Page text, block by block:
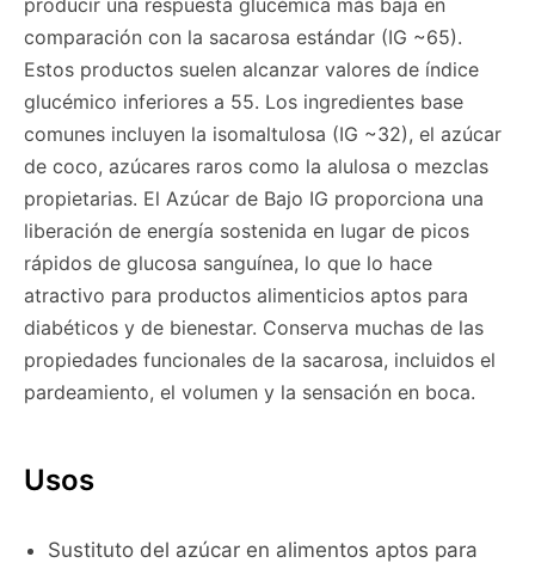
producir una respuesta glucémica más baja en
comparación con la sacarosa estándar (IG ~65).
Estos productos suelen alcanzar valores de índice
glucémico inferiores a 55. Los ingredientes base
comunes incluyen la isomaltulosa (IG ~32), el azúcar
de coco, azúcares raros como la alulosa o mezclas
propietarias. El Azúcar de Bajo IG proporciona una
liberación de energía sostenida en lugar de picos
rápidos de glucosa sanguínea, lo que lo hace
atractivo para productos alimenticios aptos para
diabéticos y de bienestar. Conserva muchas de las
propiedades funcionales de la sacarosa, incluidos el
pardeamiento, el volumen y la sensación en boca.
Usos
Sustituto del azúcar en alimentos aptos para